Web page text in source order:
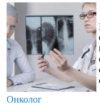
Онколог